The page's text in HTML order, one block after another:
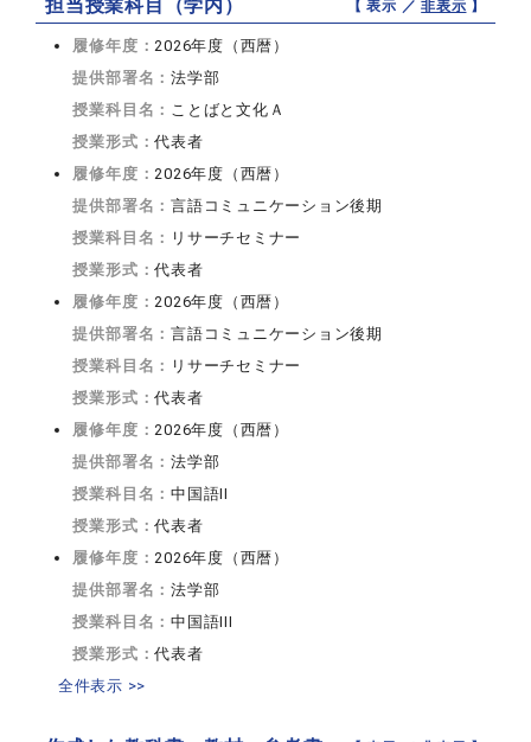
担当授業科目（学内） 【 表示 ／非表示 】
履修年度：2026年度（西暦）
提供部署名：法学部
授業科目名： ことばと文化Ａ
授業形式：代表者
履修年度：2026年度（西暦）
提供部署名：言語コミュニケーション後期
授業科目名： リサーチセミナー
授業形式：代表者
履修年度：2026年度（西暦）
提供部署名：言語コミュニケーション後期
授業科目名： リサーチセミナー
授業形式：代表者
履修年度：2026年度（西暦）
提供部署名：法学部
授業科目名：中国語II
授業形式：代表者
履修年度：2026年度（西暦）
提供部署名：法学部
授業科目名：中国語III
授業形式：代表者
全件表示 >>